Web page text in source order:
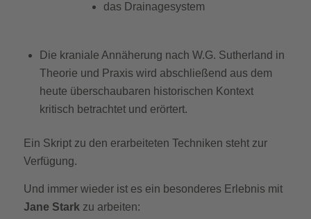
das Drainagesystem
Die kraniale Annäherung nach W.G. Sutherland in
Theorie und Praxis wird abschließend aus dem
heute überschaubaren historischen Kontext
kritisch betrachtet und erörtert.
Ein Skript zu den erarbeiteten Techniken steht zur
Verfügung.
Und immer wieder ist es ein besonderes Erlebnis mit
Jane Stark zu arbeiten: